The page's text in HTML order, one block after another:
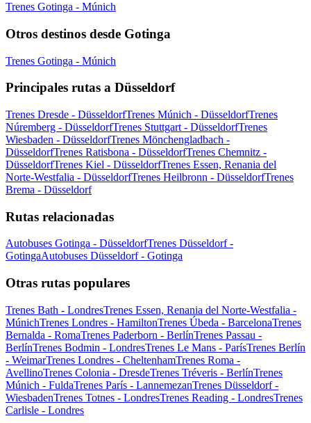
Trenes Gotinga - Múnich
Otros destinos desde Gotinga
Trenes Gotinga - Múnich
Principales rutas a Düsseldorf
Trenes Dresde - DüsseldorfTrenes Múnich - DüsseldorfTrenes
Núremberg - DüsseldorfTrenes Stuttgart - DüsseldorfTrenes
Wiesbaden - DüsseldorfTrenes Mönchengladbach -
DüsseldorfTrenes Ratisbona - DüsseldorfTrenes Chemnitz -
DüsseldorfTrenes Kiel - DüsseldorfTrenes Essen, Renania del
Norte-Westfalia - DüsseldorfTrenes Heilbronn - DüsseldorfTrenes
Brema - Düsseldorf
Rutas relacionadas
Autobuses Gotinga - DüsseldorfTrenes Düsseldorf -
GotingaAutobuses Düsseldorf - Gotinga
Otras rutas populares
Trenes Bath - LondresTrenes Essen, Renania del Norte-Westfalia -
MúnichTrenes Londres - HamiltonTrenes Úbeda - BarcelonaTrenes
Bernalda - RomaTrenes Paderborn - BerlínTrenes Passau -
BerlínTrenes Bodmin - LondresTrenes Le Mans - ParísTrenes Berlín
- WeimarTrenes Londres - CheltenhamTrenes Roma -
AvellinoTrenes Colonia - DresdeTrenes Tréveris - BerlínTrenes
Múnich - FuldaTrenes París - LannemezanTrenes Düsseldorf -
WiesbadenTrenes Totnes - LondresTrenes Reading - LondresTrenes
Carlisle - Londres